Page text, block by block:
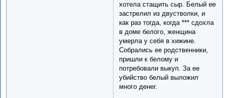
хотела стащить сыр. Белый ее
застрелил из двустволки, и
как раз тогда, когда *** сдохла
в доме белого, женщина
умерла у себя в хижине.
Собрались ее родственники,
пришли к белому и
потребовали выкуп. За ее
убийство белый выложил
много денег.